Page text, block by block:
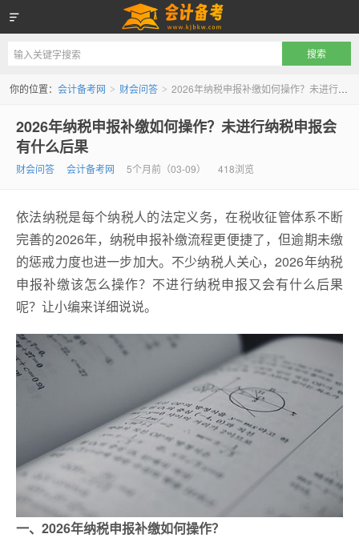
会计备考网
你的位置： 会计备考网 > 财会问答 > 2026年纳税申报补缴如何操作？未进行纳税申报会有什么后果
2026年纳税申报补缴如何操作？未进行纳税申报会
有什么后果
财会问答 会计备考网 5个月前（03-09） 418浏览
依法纳税是每个纳税人的法定义务，在税收征管体系不断
完善的2026年，纳税申报补缴流程更便捷了，但逾期未缴
的惩戒力度也进一步加大。不少纳税人关心，2026年纳税
申报补缴该怎么操作？不进行纳税申报又会有什么后果
呢？让小编来详细说说。
一、2026年纳税申报补缴如何操作？